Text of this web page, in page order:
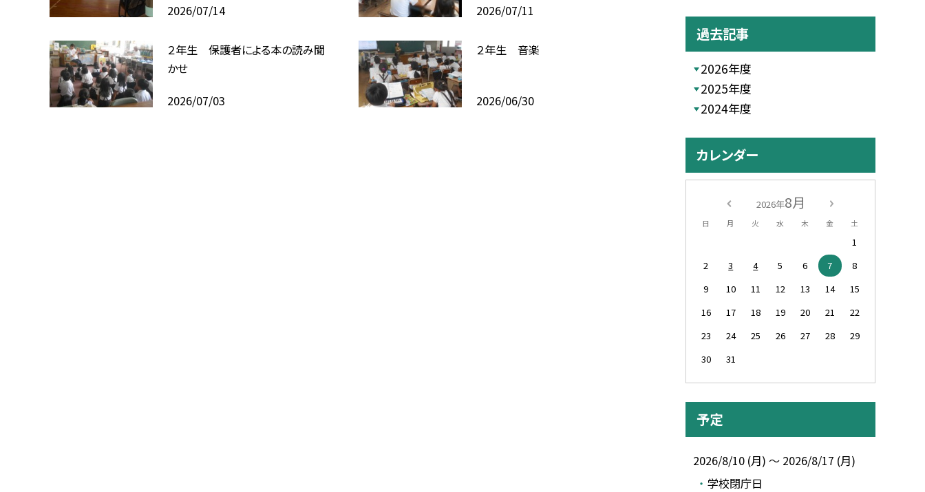
2026/07/14 2026/07/11
２年生 保護者による本の読み聞
かせ
2026/07/03
２年生 音楽
2026/06/30
過去記事
2026年度
2025年度
2024年度
カレンダー
2026年8月
日 月 火 水 木 金 土
1
2
3 4 5 6 7
8
9
10 11 12 13 14
15
16
17 18 19 20 21
22
23
24 25 26 27 28
29
30
31
予定
2026/8/10 (月) ～ 2026/8/17 (月)
学校閉庁日